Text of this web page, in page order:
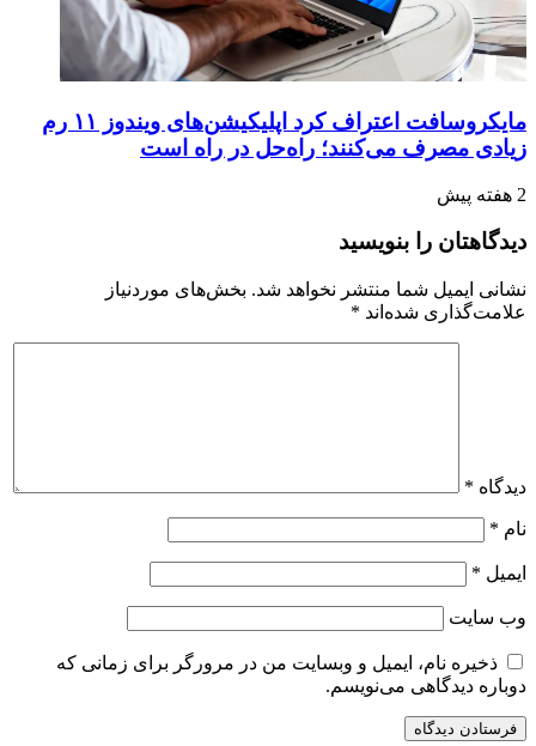
مایکروسافت اعتراف کرد اپلیکیشن‌های ویندوز ۱۱ رم
زیادی مصرف می‌کنند؛ راه‌حل در راه است
2 هفته پیش
دیدگاهتان را بنویسید
نشانی ایمیل شما منتشر نخواهد شد. بخش‌های موردنیاز
علامت‌گذاری شده‌اند *
دیدگاه *
نام *
ایمیل *
وب‌ سایت
ذخیره نام، ایمیل و وبسایت من در مرورگر برای زمانی که
دوباره دیدگاهی می‌نویسم.